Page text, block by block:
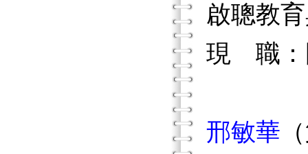
啟聰教
現 職：
邢敏華